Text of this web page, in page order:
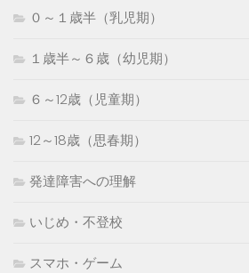
０～１歳半（乳児期）
１歳半～６歳（幼児期）
６～12歳（児童期）
12～18歳（思春期）
発達障害への理解
いじめ・不登校
スマホ・ゲーム